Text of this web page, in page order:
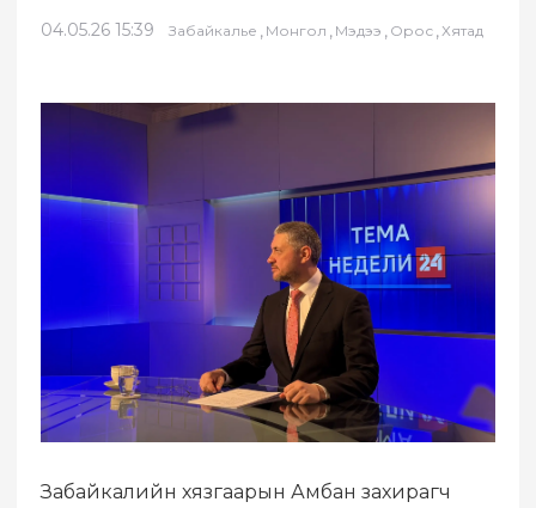
04.05.26 15:39 Забайкалье , Монгол , Мэдээ , Орос , Хятад
Забайкалийн хязгаарын Амбан захирагч